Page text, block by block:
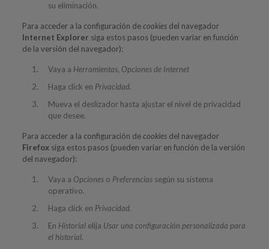
su eliminación.
Para acceder a la configuración decookiesdel navegador
Internet Explorer siga estos pasos (pueden variar en función
de la versión del navegador):
Vaya a Herramientas, Opciones de Internet
Haga click en Privacidad.
Mueva el deslizador hasta ajustar el nivel de privacidad
que desee.
Para acceder a la configuración decookiesdel navegador
Firefoxsiga estos pasos (pueden variar en función de la versión
del navegador):
Vaya a Opcioneso Preferenciassegún su sistema
operativo.
Haga click en Privacidad.
En Historialelija Usar una configuración personalizada para
el historial.